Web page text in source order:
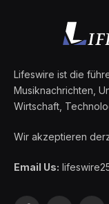
Lifeswire ist die
Musiknachrichten,
Wirtschaft,
Wir akzeptieren
Email Us: